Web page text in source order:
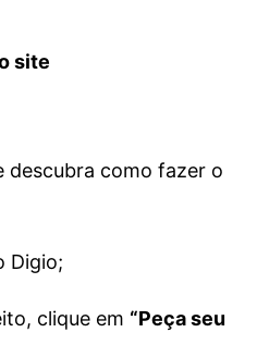
site
descubra como fazer o
Digio;
clique em “Peça seu